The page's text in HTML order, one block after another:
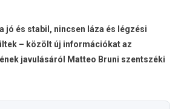
jó és stabil, nincsen láza és légzési
– közölt új információkat az
javulásáról Matteo Bruni szentszéki